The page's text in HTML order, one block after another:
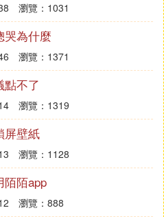
瀏覽：1031
哭為什麼
瀏覽：1371
點不了
瀏覽：1319
屏壁紙
瀏覽：1128
陌陌app
瀏覽：888